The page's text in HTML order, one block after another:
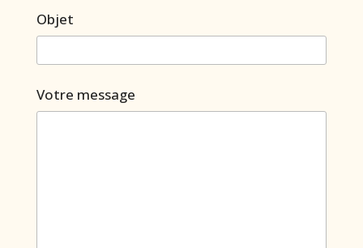
Objet
Votre message